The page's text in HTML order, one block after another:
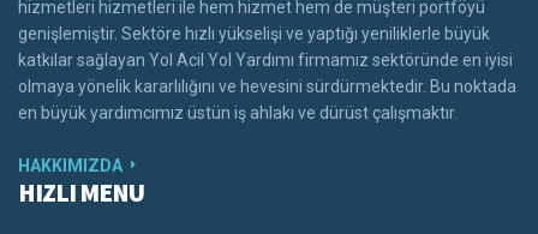
hizmetleri hizmetleri ile hem hizmet hem de müşteri portföyü
genişlemiştir. Sektöre hızlı yükselişi ve yaptığı yeniliklerle büyük
katkılar sağlayan Yol Acil Yol Yardımı firmamız sektöründe en iyisi
olmaya yönelik kararlılığını ve hevesini sürdürmektedir. Bu noktada
en büyük yardımcımız üstün iş ahlakı ve dürüst çalışmaktır.
HAKKIMIZDA
HIZLI MENU